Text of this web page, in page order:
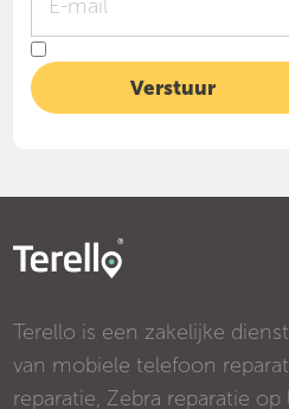
Terello is een zakelijke
van mobiele telefoon
reparatie, Zebra reparatie